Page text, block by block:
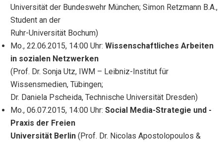
Universität der Bundeswehr München; Simon Retzmann B.A.,
Student an der
Ruhr-Universität Bochum)
Mo., 22.06.2015, 14:00 Uhr: Wissenschaftliches Arbeiten
in sozialen Netzwerken
(Prof. Dr. Sonja Utz, IWM – Leibniz-Institut für
Wissensmedien, Tübingen;
Dr. Daniela Pscheida, Technische Universität Dresden)
Mo., 06.07.2015, 14:00 Uhr: Social Media-Strategie und -
Praxis der Freien
Universität Berlin (Prof. Dr. Nicolas Apostolopoulos &